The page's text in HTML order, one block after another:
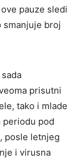
pauze sledi
smanjuje broj
prisutni
tako i mlade
periodu pod
posle letnjeg
i virusna